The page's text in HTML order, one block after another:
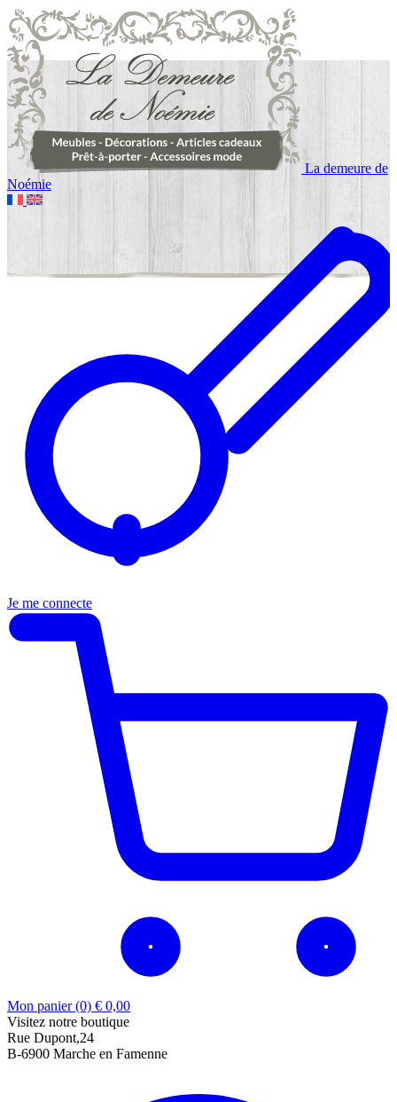
La demeure de
Noémie
Je me connecte
Mon panier (0) € 0,00
Visitez notre boutique
Rue Dupont,24
B-6900 Marche en Famenne